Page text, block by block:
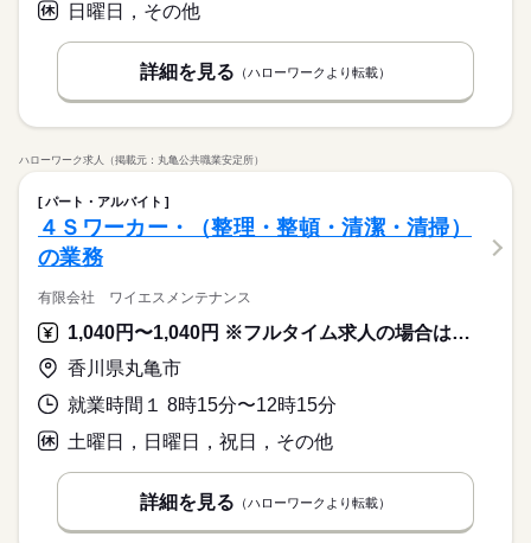
日曜日，その他
詳細を見る （ハローワークより転載）
ハローワーク求人（掲載元：丸亀公共職業安定所）
パート・アルバイト
４Ｓワーカー・（整理・整頓・清潔・清掃）
の業務
有限会社 ワイエスメンテナンス
1,040円〜1,040円 ※フルタイム求人の場合は月額（換算額）、パート求人の場合は時間額を表示しています。
香川県丸亀市
就業時間１ 8時15分〜12時15分
土曜日，日曜日，祝日，その他
詳細を見る （ハローワークより転載）